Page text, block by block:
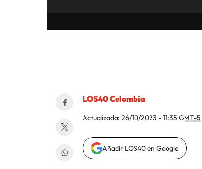
LOS40 Colombia
Actualizada: 26/10/2023 - 11:35 GMT-5
Añadir LOS40 en Google